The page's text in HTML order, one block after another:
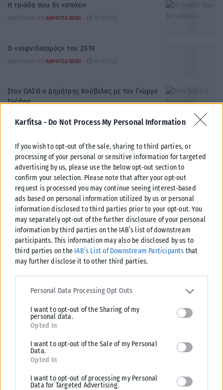
Karfitsa - Do Not Process My Personal Information
If you wish to opt-out of the sale, sharing to third parties, or
processing of your personal or sensitive information for targeted
advertising by us, please use the below opt-out section to
confirm your selection. Please note that after your opt-out
request is processed you may continue seeing interest-based
ads based on personal information utilized by us or personal
information disclosed to third parties prior to your opt-out. You
may separately opt-out of the further disclosure of your personal
information by third parties on the IAB’s list of downstream
participants. This information may also be disclosed by us to
third parties on the IAB’s List of Downstream Participants that
may further disclose it to other third parties.
Please note that this website/app uses one or more Google
services and may gather and store information including but not
deny consent to Google and its third-party tags to use your data
for below specified purposes in below Google consent section.
Personal Data Processing Opt Outs
I want to opt-out of the Sharing of my
personal data.
Opted In
I want to opt-out of the Sale of my Personal
Data.
Opted In
I want to opt-out of processing my Personal
Data for Targeted Advertising.
Η τριάδα που δε «σπάει»
ΑΝΑΡΤΉΘΗΚΕ ΑΠΌ ΚΑΡΦΙΤΣΑ NEWS
Ο «αιφνιδιασμός» του 2019
ΑΝΑΡΤΉΘΗΚΕ ΑΠΌ ΚΑΡΦΙΤΣΑ NEWS
Στον ΟΑΣΘ ο Δημήτρης Κούβελας με τον Γιώργο
Σκόδρα
ΑΝΑΡΤΉΘΗΚΕ ΑΠΌ ΚΑΡΦΙΤΣΑ NEWS 29/01/2022
Το… προσωρινό «διαζύγιο» Κουράκη – Βούγια
ΑΝΑΡΤΉΘΗΚΕ ΑΠΌ ΚΑΡΦΙΤΣΑ NEWS 29/01/2022
1 … 343 344 345 … 347